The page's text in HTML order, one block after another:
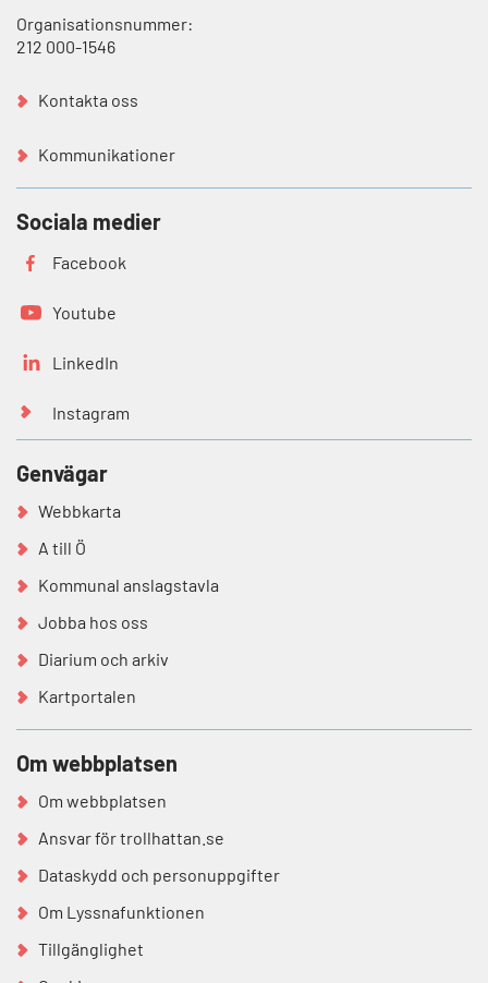
Organisationsnummer:
212 000-1546
Kontakta oss
Kommunikationer
Sociala medier
Facebook
Youtube
LinkedIn
Instagram
Genvägar
Webbkarta
A till Ö
Kommunal anslagstavla
Jobba hos oss
Diarium och arkiv
Kartportalen
Om webbplatsen
Om webbplatsen
Ansvar för trollhattan.se
Dataskydd och personuppgifter
Om Lyssnafunktionen
Tillgänglighet